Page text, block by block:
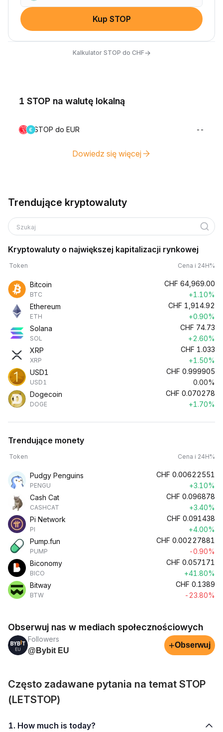
Kup STOP
Kalkulator STOP do CHF→
1 STOP na walutę lokalną
STOP do EUR --
Dowiedz się więcej
Trendujące kryptowaluty
Szukaj
Kryptowaluty o największej kapitalizacji rynkowej
Token Cena i 24H%
Bitcoin
BTC
CHF 64,969.00
+1.10%
Ethereum
ETH
CHF 1,914.92
+0.90%
Solana
SOL
CHF 74.73
+2.60%
XRP
XRP
CHF 1.033
+1.50%
USD1
USD1
CHF 0.999905
0.00%
Dogecoin
DOGE
CHF 0.070278
+1.70%
Trendujące monety
Token Cena i 24H%
Pudgy Penguins
PENGU
CHF 0.00622551
+3.10%
Cash Cat
CASHCAT
CHF 0.096878
+3.40%
Pi Network
PI
CHF 0.091438
+4.00%
Pump.fun
PUMP
CHF 0.00227881
-0.90%
Biconomy
BICO
CHF 0.057171
+41.80%
Bitway
BTW
CHF 0.1389
-23.80%
Obserwuj nas w mediach społecznościowych
Followers
@Bybit EU
+Obserwuj
Często zadawane pytania na temat STOP
(LETSTOP)
1. How much is today?